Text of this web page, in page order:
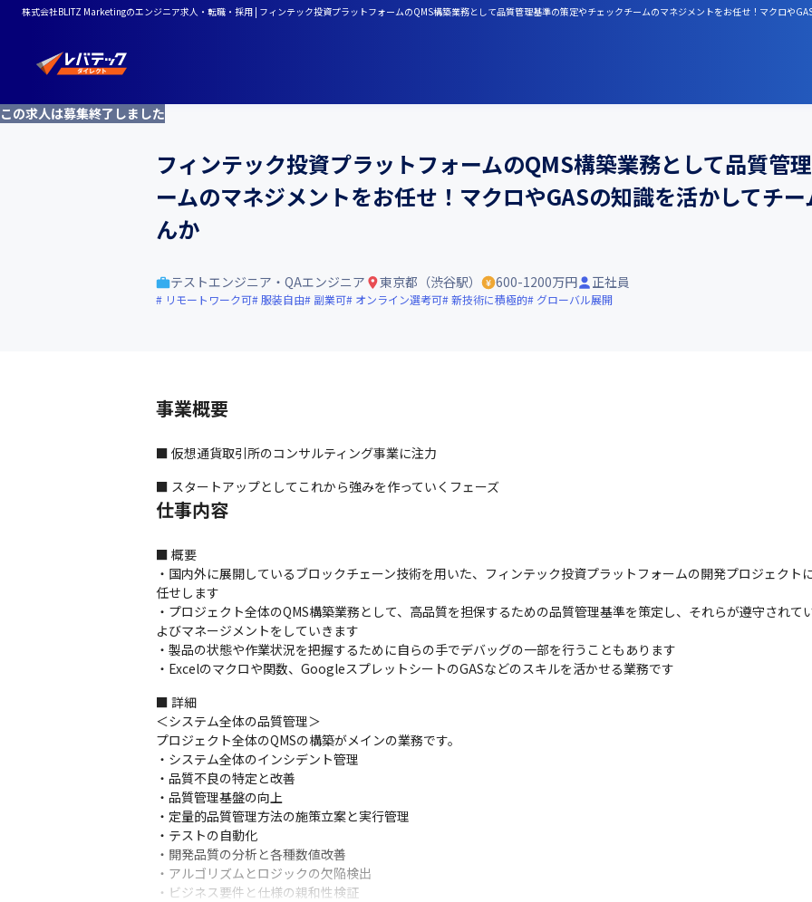
株式会社BLITZ Marketingのエンジニア求人・転職・採用 | フィンテック投資プラットフォームのQMS構築業務として品質管理基準の策定やチェックチームのマネジメントをお任せ！マクロや
この求人は募集終了しました
フィンテック投資プラットフォームのQMS構築業務として品質管
ームのマネジメントをお任せ！マクロやGASの知識を活かしてチ
んか
テストエンジニア・QAエンジニア 東京都（渋谷駅） 600-1200万円 正社員
リモートワーク可 服装自由 副業可 オンライン選考可 新技術に積極的 グローバル展開
事業概要
■ 仮想通貨取引所のコンサルティング事業に注力
■ スタートアップとしてこれから強みを作っていくフェーズ
仕事内容
■ 概要
・国内外に展開しているブロックチェーン技術を用いた、フィンテック投資プラットフォームの開発プロジェクト
任せします
・プロジェクト全体のQMS構築業務として、高品質を担保するための品質管理基準を策定し、それらが遵守され
よびマネージメントをしていきます
・製品の状態や作業状況を把握するために自らの手でデバッグの一部を行うこともあります
・Excelのマクロや関数、GoogleスプレットシートのGASなどのスキルを活かせる業務です
■ 詳細
＜システム全体の品質管理＞
プロジェクト全体のQMSの構築がメインの業務です。
・システム全体のインシデント管理
・品質不良の特定と改善
・品質管理基盤の向上
・定量的品質管理方法の施策立案と実行管理
・テストの自動化
・開発品質の分析と各種数値改善
・アルゴリズムとロジックの欠陥検出
・ビジネス要件と仕様の親和性検証